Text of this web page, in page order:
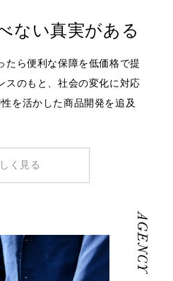
ない真実がある
ら便利な保障を低価格で提
スのもと、社会の変化に対応
を活かした商品開発を追及
く見る